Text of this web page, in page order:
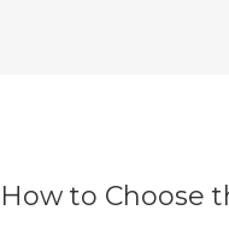
How to Choose